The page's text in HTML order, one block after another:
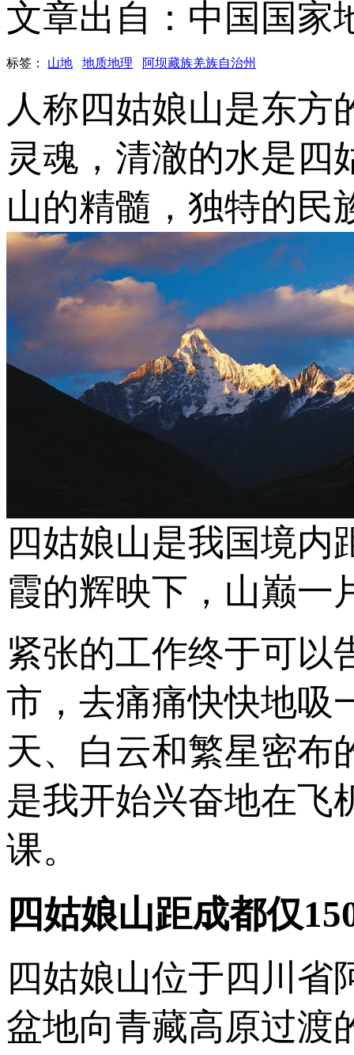
文章出自：中国国家
标签： 山地 地质地理 阿坝藏族羌族自治州
人称四姑娘山是东方
灵魂，清澈的水是四
山的精髓，独特的民
四姑娘山是我国境内
霞的辉映下，山巅一
紧张的工作终于可以
市，去痛痛快快地吸
天、白云和繁星密布
是我开始兴奋地在飞
课。
四姑娘山距成都仅
四姑娘山位于四川省
盆地向青藏高原过渡